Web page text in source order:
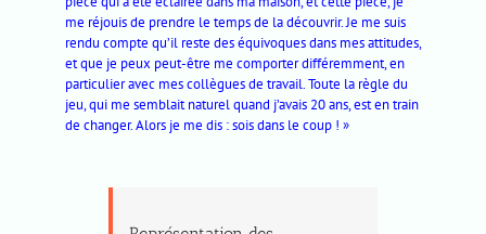
me réjouis de prendre le temps de la découvrir. Je me suis
rendu compte qu’il reste des équivoques dans mes attitudes,
et que je peux peut-être me comporter différemment, en
particulier avec mes collègues de travail. Toute la règle du
jeu, qui me semblait naturel quand j’avais 20 ans, est en train
de changer. Alors je me dis : sois dans le coup ! »